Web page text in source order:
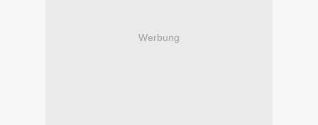
Werbung